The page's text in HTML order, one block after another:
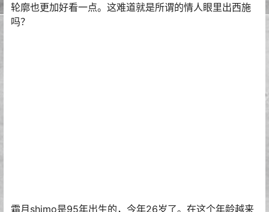
轮廓也更加好看一点。这难道就是所谓的情人眼里出西施
吗？